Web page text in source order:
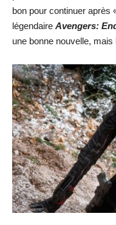
bon pour continuer après
légendaire Avengers:
une bonne nouvelle, mais